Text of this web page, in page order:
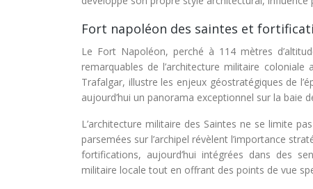
Fort napoléon des saintes et
Le Fort Napoléon, perché à 114 mètres
remarquables de l’architecture militaire
Trafalgar, illustre les enjeux géostratégiques de
aujourd’hui un panorama exceptionnel sur la baie
L’architecture militaire des Saintes ne se limite
parsemées sur l’archipel révèlent l’importance
fortifications, aujourd’hui intégrées dans des
militaire locale tout en offrant des points de vue